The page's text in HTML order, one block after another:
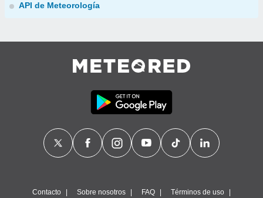
API de Meteorología
Contacto Sobre nosotros FAQ Términos de uso